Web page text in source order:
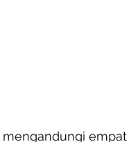
mengandungi